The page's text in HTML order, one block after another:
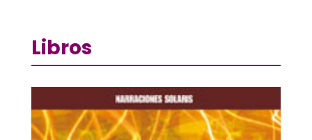
Libros